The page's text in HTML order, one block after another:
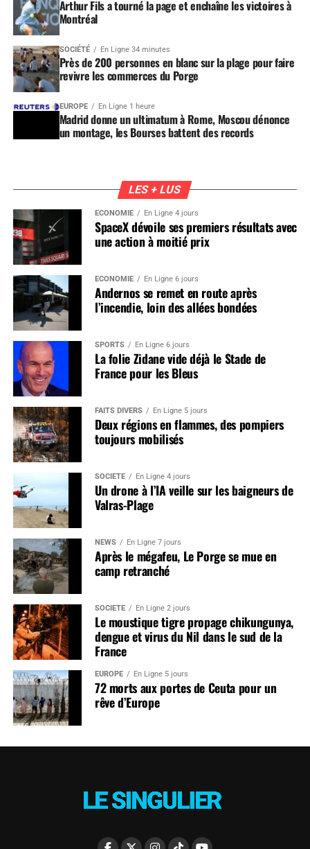
Arthur Fils a tourné la page et enchaîne les victoires à
Montréal
SOCIÉTÉ En Ligne 34 minutes
Près de 200 personnes en blanc sur la plage pour faire
revivre les commerces du Porge
EUROPE En Ligne 1 heure
Madrid donne un ultimatum à Rome, Moscou dénonce
un montage, les Bourses battent des records
LES + LUS
ÉCONOMIE En Ligne 4 jours
SpaceX dévoile ses premiers résultats avec
une action à moitié prix
ÉCONOMIE En Ligne 6 jours
Andernos se remet en route après
l’incendie, loin des allées bondées
SPORTS En Ligne 6 jours
La folie Zidane vide déjà le Stade de
France pour les Bleus
FAITS DIVERS En Ligne 5 jours
Deux régions en flammes, des pompiers
toujours mobilisés
SOCIÉTÉ En Ligne 4 jours
Un drone à l’IA veille sur les baigneurs de
Valras-Plage
NEWS En Ligne 7 jours
Après le mégafeu, Le Porge se mue en
camp retranché
SOCIÉTÉ En Ligne 2 jours
Le moustique tigre propage chikungunya,
dengue et virus du Nil dans le sud de la
France
EUROPE En Ligne 5 jours
72 morts aux portes de Ceuta pour un
rêve d’Europe